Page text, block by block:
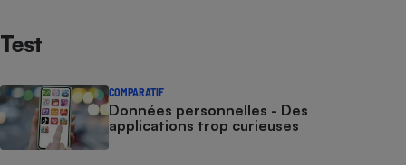
Test
COMPARATIF
Données personnelles - Des
applications trop curieuses